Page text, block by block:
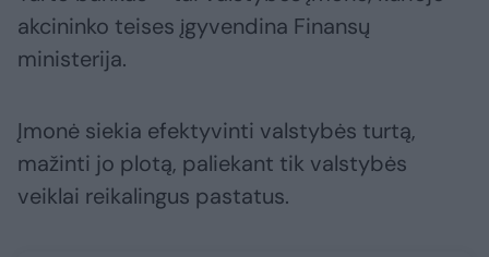
akcininko teises įgyvendina Finansų
ministerija.
Įmonė siekia efektyvinti valstybės turtą,
mažinti jo plotą, paliekant tik valstybės
veiklai reikalingus pastatus.